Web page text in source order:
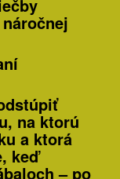
na ktorú
a ktorá
keď
– po